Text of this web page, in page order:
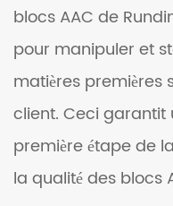
blocs AAC de
pour manipuler et
matières premières
client. Ceci garantit
première étape de
la qualité des blocs